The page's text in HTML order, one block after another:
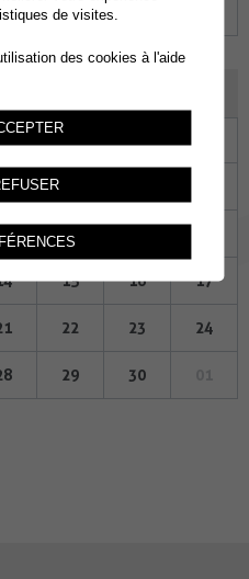
01
08
15 16 17
22 23 24
29 30
de visites.
des cookies à l'aide